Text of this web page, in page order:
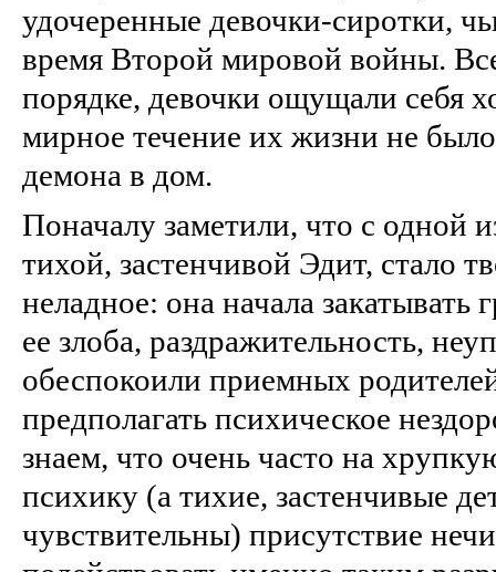
удочеренные девочки‑сиротки,
время Второй мировой войны.
порядке, девочки ощущали себя
мирное течение их жизни не
демона в дом.
Поначалу заметили, что с одной
тихой, застенчивой Эдит, стало
неладное: она начала закатывать
ее злоба, раздражительность,
обеспокоили приемных
предполагать психическое
знаем, что очень часто на
психику (а тихие, застенчивые
чувствительны) присутствие